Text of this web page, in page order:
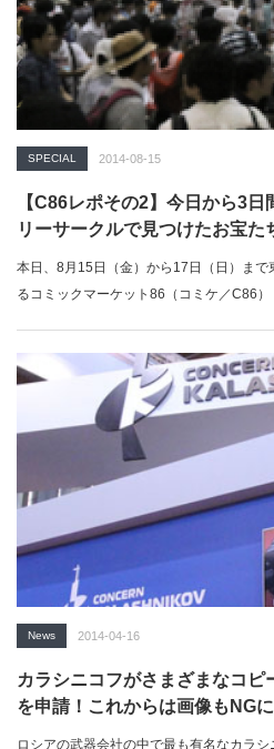
SPECIAL 2014-08-15
【C86レポその2】今日から3
リーサークルで見つけたお宝た
本日、8月15日（金）から17日（日）ま
るコミックマーケット86（コミケ／C86）
News 2014-04-16
カラシニコフがさまざまなコ
を申請！これからは画像もNG
ロシアの武器会社の中で最も有名なカラ